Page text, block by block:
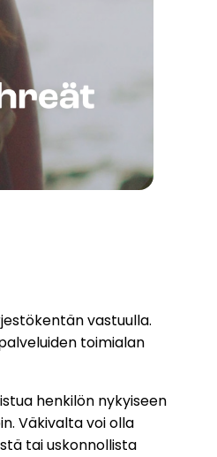
vastuulla.
toimialan
henkilön nykyiseen
Väkivalta voi olla
tai uskonnollista